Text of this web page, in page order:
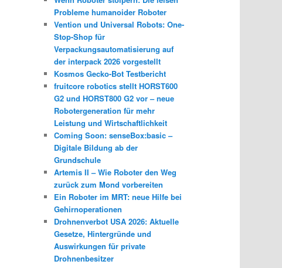
Probleme humanoider Roboter
Vention und Universal Robots: One-
Stop-Shop für
Verpackungsautomatisierung auf
der interpack 2026 vorgestellt
Kosmos Gecko-Bot Testbericht
fruitcore robotics stellt HORST600
G2 und HORST800 G2 vor – neue
Robotergeneration für mehr
Leistung und Wirtschaftlichkeit
Coming Soon: senseBox:basic –
Digitale Bildung ab der
Grundschule
Artemis II – Wie Roboter den Weg
zurück zum Mond vorbereiten
Ein Roboter im MRT: neue Hilfe bei
Gehirnoperationen
Drohnenverbot USA 2026: Aktuelle
Gesetze, Hintergründe und
Auswirkungen für private
Drohnenbesitzer